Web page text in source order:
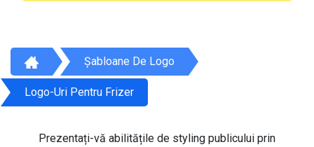
Șabloane De Logo
Logo-Uri Pentru Frizer
Prezentați-vă abilitățile de styling publicului prin